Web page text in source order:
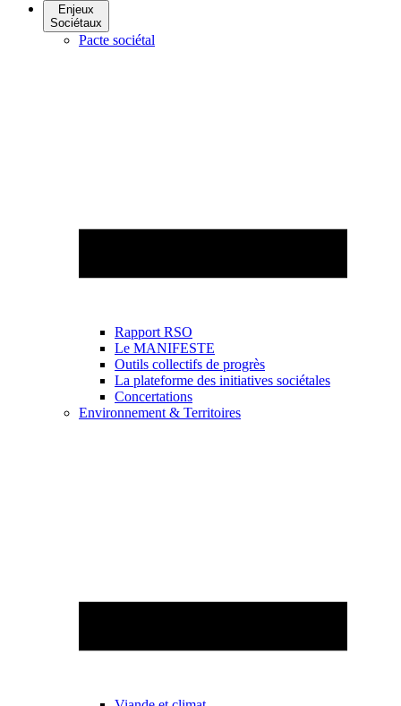
Enjeux
Sociétaux
Pacte sociétal
Rapport RSO
Le MANIFESTE
Outils collectifs de progrès
La plateforme des initiatives sociétales
Concertations
Environnement & Territoires